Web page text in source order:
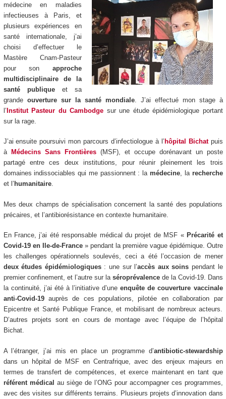
médecine en maladies
infectieuses à Paris, et
plusieurs expériences en
santé internationale, j’ai
choisi d’effectuer le
Mastère Cnam-Pasteur
pour son approche
multidisciplinaire de la
santé publiqueet sa
grande ouverture sur la santé mondiale. J’ai effectué mon stage à
l’ Institut Pasteur du Cambodge sur une étude épidémiologique portant
sur la rage.
J’ai ensuite poursuivi mon parcours d’infectiologue à l’ hôpital Bichatpuis
à Médecins Sans Frontières(MSF), et occupe dorénavant un poste
partagé entre ces deux institutions, pour réunir pleinement les trois
domaines indissociables qui me passionnent : la médecine, la recherche
et l’ humanitaire.
Mes deux champs de spécialisation concernent la santé des populations
précaires, et l’antibiorésistance en contexte humanitaire.
En France, j’ai été responsable médical du projet de MSF « Précarité et
Covid-19 en Ile-de-France» pendant la première vague épidémique. Outre
les challenges opérationnels soulevés, ceci a été l’occasion de mener
deux études épidémiologiques: une sur l’accès aux soins pendant le
premier confinement, et l’autre sur la séroprévalence de la Covid-19. Dans
la continuité, j’ai été à l’initiative d’uneenquête de couverture vaccinale
anti-Covid-19auprès de ces populations, pilotée en collaboration par
Epicentre et Santé Publique France, et mobilisant de nombreux acteurs.
D’autres projets sont en cours de montage avec l’équipe de l’hôpital
Bichat.
A l’étranger, j’ai mis en place un programme d’antibiotic-stewardship
dans un hôpital de MSF en Centrafrique, avec des enjeux majeurs en
termes de transfert de compétences, et exerce maintenant en tant que
référent médical au siège de l’ONG pour accompagner ces programmes,
avec des visites sur différents terrains. Plusieurs projets d’innovation dans